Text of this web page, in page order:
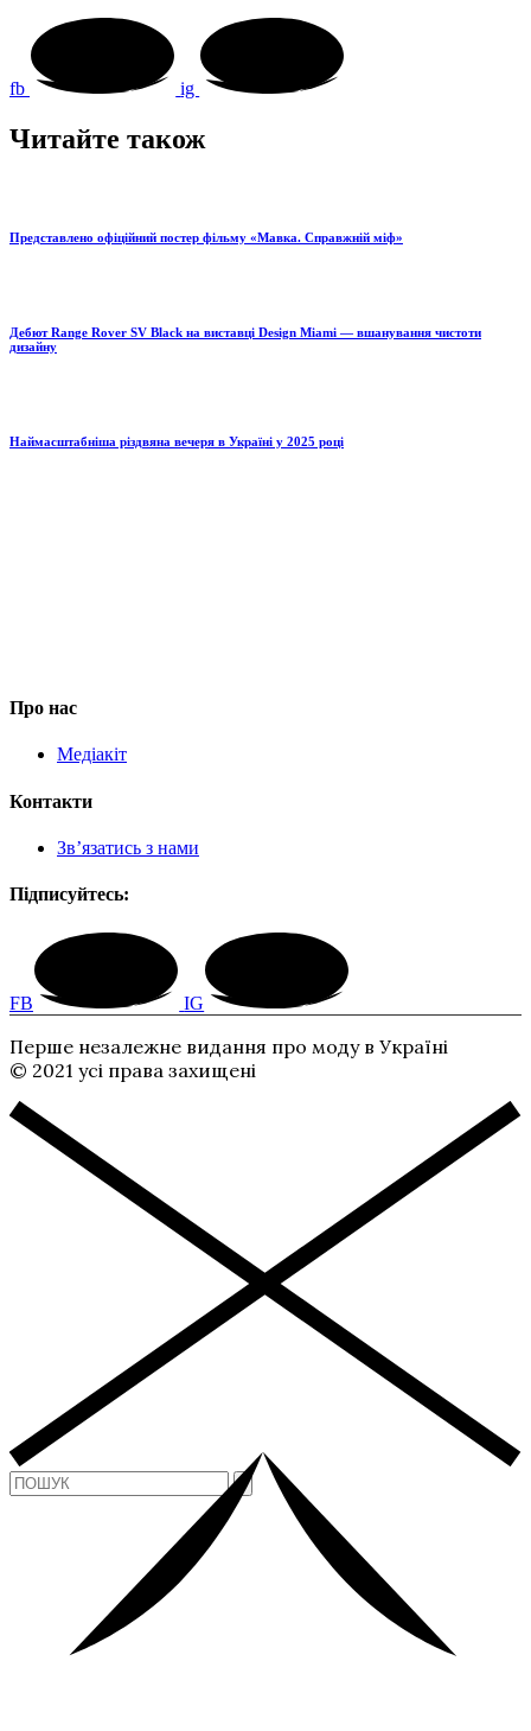
fb ig
Читайте також
Представлено офіційний постер фільму «Мавка. Справжній міф»
Дебют Range Rover SV Black на виставці Design Miami — вшанування чистоти
дизайну
Наймасштабніша різдвяна вечеря в Україні у 2025 році
Про нас
Медіакіт
Контакти
Зв’язатись з нами
Підписуйтесь:
FB IG
Перше незалежне видання про моду в Україні
© 2021 усі права захищені